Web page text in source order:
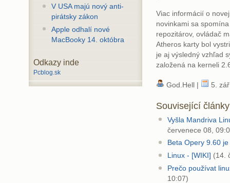
V USA majú nový anti-
pirátsky zákon
Apple odhalí nové
MacBooky 14. októbra
Odkazy inde
Pcblog.sk
Viac informácií o
novinkami sa
repozitárov, ovládač
Atheros karty bol
je aj výsledný vzhľad
založená na kerneli
God.Hell | 5.
Související články
Vyšla Mandriva
červenece 08,
Beta Opery 9.60 je
Linux - [WIKI] (14.
Prečo používat
10:07)